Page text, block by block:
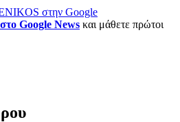
στην Google
Google News και μάθετε πρώτοι